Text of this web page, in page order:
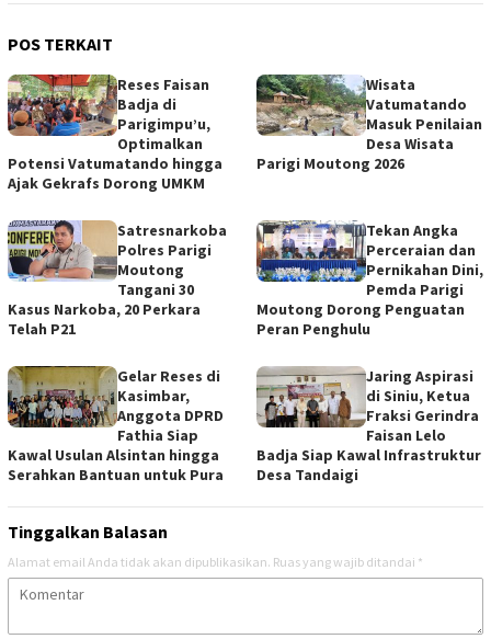
POS TERKAIT
Reses Faisan
Badja di
Parigimpu’u,
Optimalkan
Potensi Vatumatando hingga
Ajak Gekrafs Dorong UMKM
Wisata
Vatumatando
Masuk Penilaian
Desa Wisata
Parigi Moutong 2026
Satresnarkoba
Polres Parigi
Moutong
Tangani 30
Kasus Narkoba, 20 Perkara
Telah P21
Tekan Angka
Perceraian dan
Pernikahan Dini,
Pemda Parigi
Moutong Dorong Penguatan
Peran Penghulu
Gelar Reses di
Kasimbar,
Anggota DPRD
Fathia Siap
Kawal Usulan Alsintan hingga
Serahkan Bantuan untuk Pura
Jaring Aspirasi
di Siniu, Ketua
Fraksi Gerindra
Faisan Lelo
Badja Siap Kawal Infrastruktur
Desa Tandaigi
Tinggalkan Balasan
Alamat email Anda tidak akan dipublikasikan. Ruas yang wajib ditandai *